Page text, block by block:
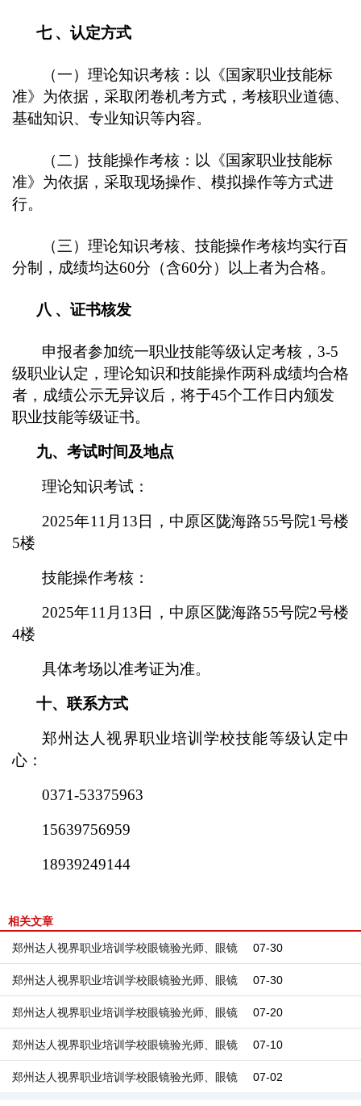
七 、认定方式
（一）理论知识考核：以《国家职业技能标
准》为依据，采取闭卷机考方式，考核职业道德、
基础知识、专业知识等内容。
（二）技能操作考核：以《国家职业技能标
准》为依据，采取现场操作、模拟操作等方式进
行。
（三 ）理论知识考核、技能操作考核均实行百
分制，成绩均达60分（含60分）以上者为合格。
八 、证书核发
申报者参加统一职业技能等级认定考核，3-5
级职业认定，理论知识和技能操作两科成绩均合格
者， 成绩公示无异议后，将于45个工作日内颁发
职业技能等级证书。
九、考试时间及地点
理论知识考试：
2025年11月13日，中原区陇海路55号院1号楼
5楼
技能操作考核：
2025年11月13日，中原区陇海路55号院2号楼
4楼
具体考场以准考证为准。
十、联系方式
郑州达人视界职业培训学校技能等级认定中
心：
0371-53375963
15639756959
18939249144
相关文章
07-30
郑州达人视界职业培训学校眼镜验光师、眼镜
定配工 职业技能等级评价考试公告 07-30
郑州达人视界职业培训学校眼镜验光师、眼镜
定配工 职业技能等级评价考试公告 07-20
郑州达人视界职业培训学校眼镜验光师、眼镜
定配工 职业技能等级评价考试公告 07-10
郑州达人视界职业培训学校眼镜验光师、眼镜
定配工 职业技能等级评价考试公告 07-02
郑州达人视界职业培训学校眼镜验光师、眼镜